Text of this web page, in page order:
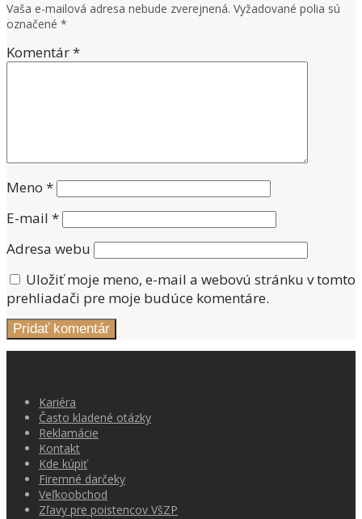
Vaša e-mailová adresa nebude zverejnená. Vyžadované polia sú
označené *
Komentár*
Meno *
E-mail *
Adresa webu
Uložiť moje meno, e-mail a webovú stránku v tomto
prehliadači pre moje budúce komentáre.
Kariéra
Často kladené otázky
Reklamácie
Kontakt
Kde kúpiť
Firemné darčeky
Veľkoobchod
Zľavy pre poistencov VšZP